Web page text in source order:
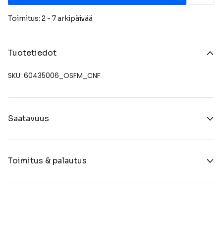
Toimitus: 2 - 7 arkipäivää
Tuotetiedot
SKU: 60435006_OSFM_CNF
Saatavuus
Toimitus & palautus